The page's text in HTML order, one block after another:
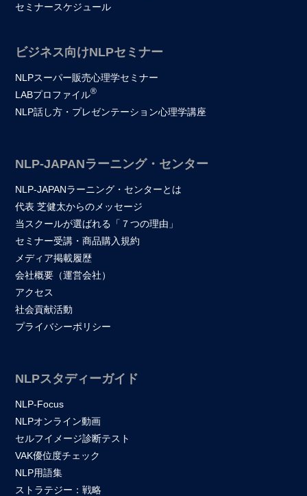
セミナースケジュール
ビジネス向けNLPセミナー
NLPスーパー販売心理学セミナー
LABプロファイル®
NLP話し方・プレゼンテーション心理学講座
NLP-JAPANラーニング・センター
NLP-JAPANラーニング・センターとは
代表 芝健太からのメッセージ
当スクールが選ばれる「７つの理由」
セミナー受講・商品購入規約
メディア掲載履歴
会社概要（運営会社）
アクセス
社会貢献活動
プライバシーポリシー
NLPスタディーガイド
NLP-Focus
NLPオンライン動画
セルフイメージ診断テスト
VAK優位度チェック
NLP用語集
ストラテジー：戦略